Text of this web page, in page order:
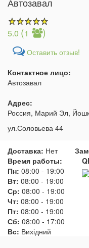
5.0 (1 )
Оставить отзыв!
Контактное лицо:
Автозавал
Адрес:
Россия, Марий Эл,
ул.Соловьева 44
Доставка: Нет
Время работы:
Пн: 08:00 - 19:00
Вт: 08:00 - 19:00
Ср: 08:00 - 19:00
Чт: 08:00 - 19:00
Пт: 08:00 - 19:00
Сб: 08:00 - 17:00
Вс: Вихідний